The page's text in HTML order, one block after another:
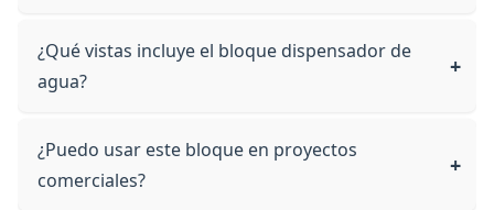
¿Qué vistas incluye el bloque dispensador de
agua?
¿Puedo usar este bloque en proyectos
comerciales?